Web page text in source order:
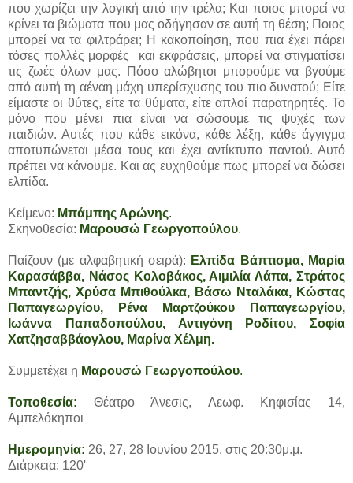
που χωρίζει την λογική από την τρέλα; Και ποιος μπορεί να
κρίνει τα βιώματα που μας οδήγησαν σε αυτή τη θέση; Ποιος
μπορεί να τα φιλτράρει; Η κακοποίηση, που πια έχει πάρει
τόσες πολλές μορφές και εκφράσεις, μπορεί να στιγματίσει
τις ζωές όλων μας. Πόσο αλώβητοι μπορούμε να βγούμε
από αυτή τη αέναη μάχη υπερίσχυσης του πιο δυνατού; Είτε
είμαστε οι θύτες, είτε τα θύματα, είτε απλοί παρατηρητές. Το
μόνο που μένει πια είναι να σώσουμε τις ψυχές των
παιδιών. Αυτές που κάθε εικόνα, κάθε λέξη, κάθε άγγιγμα
αποτυπώνεται μέσα τους και έχει αντίκτυπο παντού. Αυτό
πρέπει να κάνουμε. Και ας ευχηθούμε πως μπορεί να δώσει
ελπίδα.
Κείμενο: Μπάμπης Αρώνης.
Σκηνοθεσία: Μαρουσώ Γεωργοπούλου.
Παίζουν (με αλφαβητική σειρά): Ελπίδα Βάπτισμα, Μαρία
Καρασάββα, Νάσος Κολοβάκος, Αιμιλία Λάπα, Στράτος
Μπαντζής, Χρύσα Μπιθούλκα, Βάσω Νταλάκα, Κώστας
Παπαγεωργίου, Ρένα Μαρτζούκου Παπαγεωργίου,
Ιωάννα Παπαδοπούλου, Αντιγόνη Ροδίτου, Σοφία
Χατζησαββάογλου, Μαρίνα Χέλμη.
Συμμετέχει η Μαρουσώ Γεωργοπούλου.
Τοποθεσία: Θέατρο Άνεσις, Λεωφ. Κηφισίας 14,
Αμπελόκηποι
Ημερομηνία: 26, 27, 28 Ιουνίου 2015, στις 20:30μ.μ.
Διάρκεια: 120'